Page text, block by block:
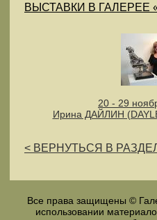
ВЫСТАВКИ В ГАЛЕРЕЕ
20 - 29
Ирина ДАЙЛИН
< ВЕРНУТЬСЯ В
Все права защищены ©
использовании